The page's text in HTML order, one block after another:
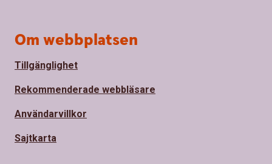
Om webbplatsen
Tillgänglighet
Rekommenderade webbläsare
Användarvillkor
Sajtkarta